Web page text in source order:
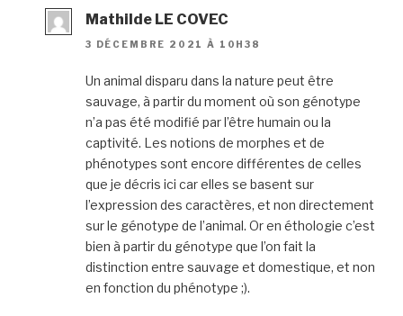
Mathilde LE COVEC
3 DÉCEMBRE 2021 À 10H38
Un animal disparu dans la nature peut être
sauvage, à partir du moment où son génotype
n’a pas été modifié par l’être humain ou la
captivité. Les notions de morphes et de
phénotypes sont encore différentes de celles
que je décris ici car elles se basent sur
l’expression des caractères, et non directement
sur le génotype de l’animal. Or en éthologie c’est
bien à partir du génotype que l’on fait la
distinction entre sauvage et domestique, et non
en fonction du phénotype ;).